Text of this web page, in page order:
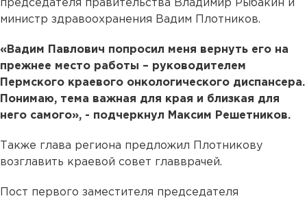
председателя правительства Владимир Рыбакин и
министр здравоохранения Вадим Плотников.
«Вадим Павлович попросил меня вернуть его на
прежнее место работы – руководителем
Пермского краевого онкологического диспансера.
Понимаю, тема важная для края и близкая для
него самого», - подчеркнул Максим Решетников.
Также глава региона предложил Плотникову
возглавить краевой совет главврачей.
Пост первого заместителя председателя